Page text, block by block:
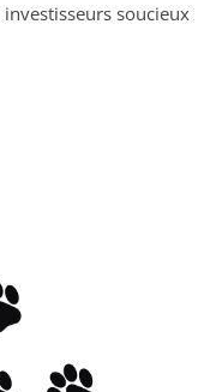
soucieux